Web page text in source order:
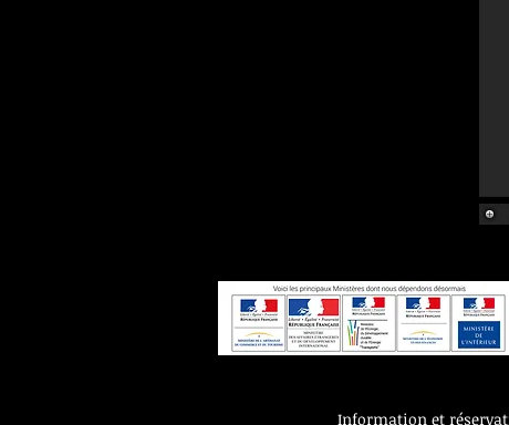
Information et